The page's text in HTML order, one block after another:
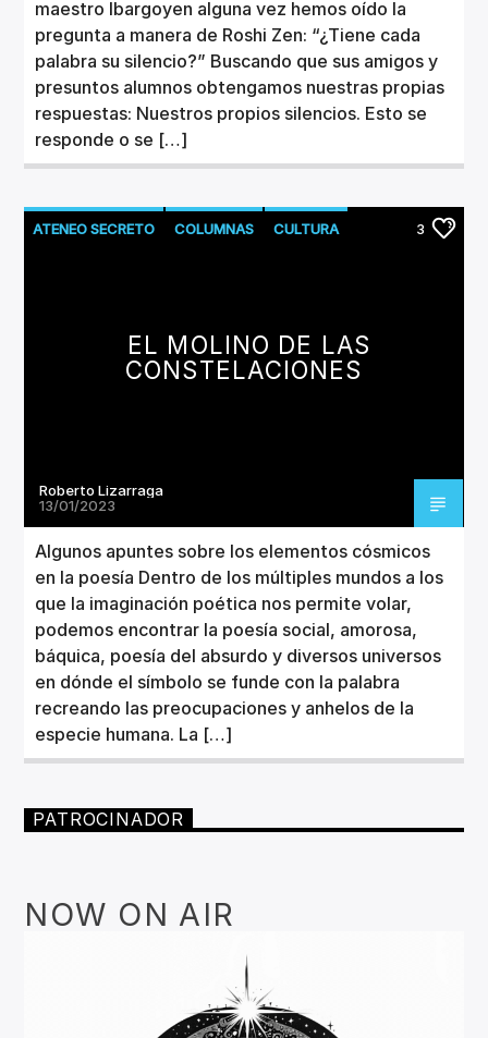
maestro Ibargoyen alguna vez hemos oído la
pregunta a manera de Roshi Zen: “¿Tiene cada
palabra su silencio?” Buscando que sus amigos y
presuntos alumnos obtengamos nuestras propias
respuestas: Nuestros propios silencios. Esto se
responde o se […]
ATENEO SECRETO COLUMNAS CULTURA 3
EL MOLINO DE LAS
CONSTELACIONES
Roberto Lizarraga
13/01/2023
Algunos apuntes sobre los elementos cósmicos
en la poesía Dentro de los múltiples mundos a los
que la imaginación poética nos permite volar,
podemos encontrar la poesía social, amorosa,
báquica, poesía del absurdo y diversos universos
en dónde el símbolo se funde con la palabra
recreando las preocupaciones y anhelos de la
especie humana. La […]
PATROCINADOR
NOW ON AIR